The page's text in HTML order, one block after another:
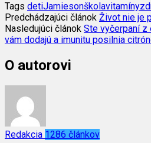
Tags detiJamiesonškolavitamíny
Predchádzajúci článok Život nie je
Nasledujúci článok Ste vyčerpaní z
vám dodajú a imunitu posilnia
O autorovi
Redakcia 1286 článkov